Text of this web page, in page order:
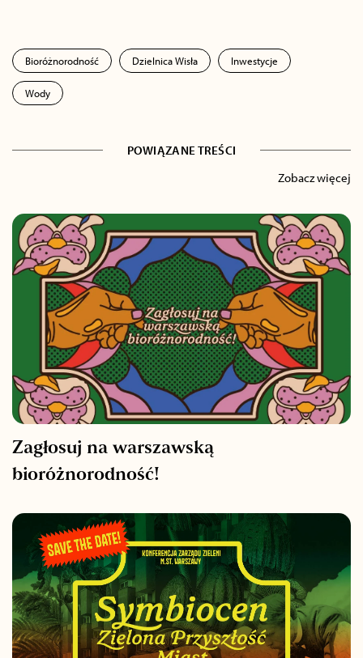
Bioróżnorodność Dzielnica Wisła Inwestycje
Wody
POWIĄZANE TREŚCI
Zobacz więcej
Zagłosuj na warszawską
bioróżnorodność!